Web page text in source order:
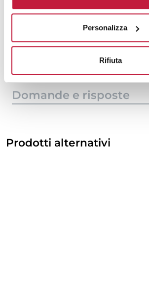
Personalizza
Rifiuta
10000 € 2,89
Tecniche di stampa
Area di
Domande e risposte
Prodotti alternativi